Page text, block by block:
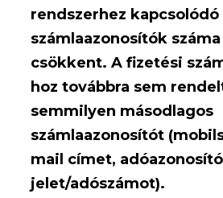
rendszerhez
számlaazonosítók
csökkent. A fizetési
hoz továbbra sem
semmilyen másodlagos
számlaazonosítót
mail címet, adóazonosító
jelet/adószámot).